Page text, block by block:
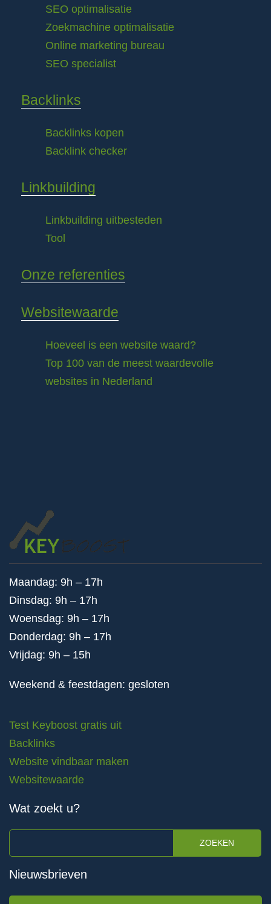
SEO optimalisatie
Zoekmachine optimalisatie
Online marketing bureau
SEO specialist
Backlinks
Backlinks kopen
Backlink checker
Linkbuilding
Linkbuilding uitbesteden
Tool
Onze referenties
Websitewaarde
Hoeveel is een website waard?
Top 100 van de meest waardevolle
websites in Nederland
Maandag: 9h – 17h
Dinsdag: 9h – 17h
Woensdag: 9h – 17h
Donderdag: 9h – 17h
Vrijdag: 9h – 15h
Weekend & feestdagen: gesloten
Test Keyboost gratis uit
Backlinks
Website vindbaar maken
Websitewaarde
Wat zoekt u?
ZOEKEN
Nieuwsbrieven